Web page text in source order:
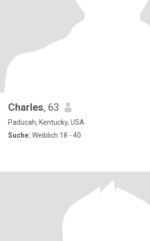
Charles, 63
Paducah, Kentucky, USA
Suche: Weiblich 18 - 40